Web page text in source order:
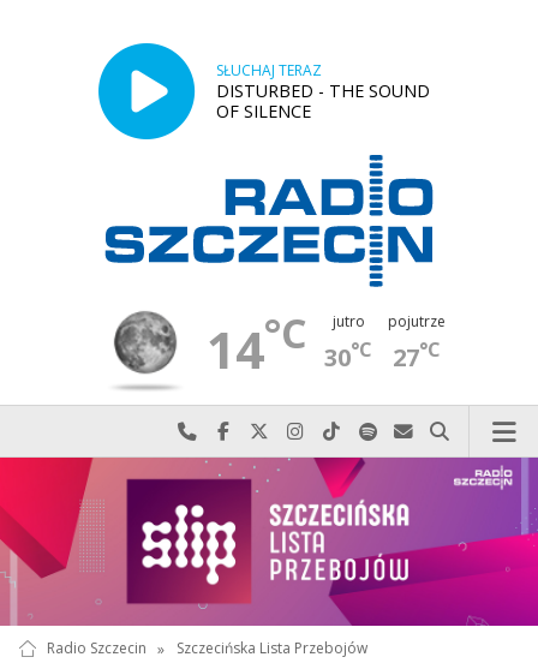
SŁUCHAJ TERAZ
DISTURBED - THE SOUND
OF SILENCE
14°C jutro
30°C
pojutrze
27°C
Najlepiej po prostu do nas zadzwoń
Odwiedź nas na Facebook-u
Odwiedź nas na X
Odwiedź nas na Instagram-ie
Odwiedź nas na TikTok-u
Szukaj nas na Spotify
Wyślij do nas
Szukaj
Radio Szczecin » Szczecińska Lista Przebojów